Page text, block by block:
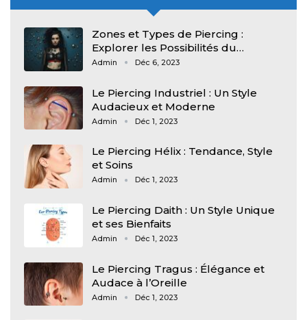
Zones et Types de Piercing :
Explorer les Possibilités du…
Admin Déc 6, 2023
Le Piercing Industriel : Un Style
Audacieux et Moderne
Admin Déc 1, 2023
Le Piercing Hélix : Tendance, Style
et Soins
Admin Déc 1, 2023
Le Piercing Daith : Un Style Unique
et ses Bienfaits
Admin Déc 1, 2023
Le Piercing Tragus : Élégance et
Audace à l’Oreille
Admin Déc 1, 2023